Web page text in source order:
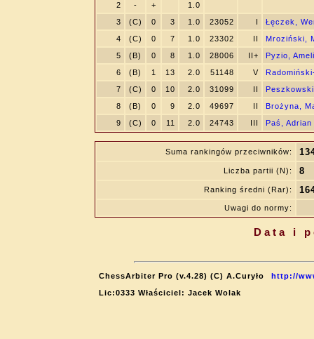
2
- +
1.0
3
(C) 0 3 1.0 23052 I
Łęczek,
4
(C) 0 7 1.0 23302 II
Mroziński,
5
(B) 0 8 1.0 28006 II+
Pyzio,
6
(B) 1 13 2.0 51148 V
7
(C) 0 10 2.0 31099 II
8
(B) 0 9 2.0 49697 II
Brożyna,
9
(C) 0 11 2.0 24743 III Paś, Adrian
Suma rankingów przeciwników:
Liczba partii (N): 8
Ranking średni (Rar):
Uwagi do normy:
Data i
ChessArbiter Pro (v.4.28) (C) A.Curyło
http://
Lic:0333 Właściciel: Jacek Wolak